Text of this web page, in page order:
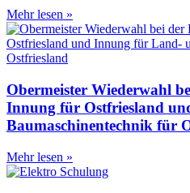
Mehr lesen »
Obermeister Wiederwahl
Innung für Ostfriesland
Baumaschinentechnik für
Mehr lesen »